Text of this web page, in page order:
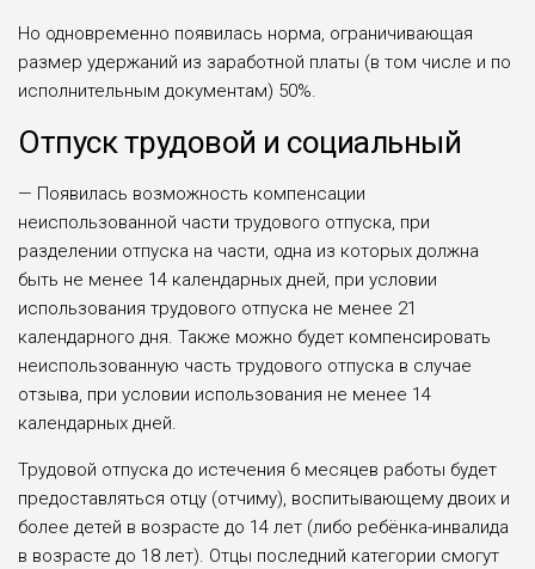
Но одновременно появилась нор­ма, ограничивающая
размер удержа­ний из заработной платы (в том чис­ле и по
исполнительным докумен­там) 50%.
Отпуск трудовой и социальный
— Появилась возможность компен­сации
неиспользованной части трудо­вого отпуска, при
разделении отпу­ска на части, одна из которых должна
быть не менее 14 календарных дней, при условии
использования трудово­го отпуска не менее 21
календарного дня. Также можно будет компенси­ровать
неиспользованную часть тру­дового отпуска в случае
отзыва, при условии использования не менее 14
календарных дней.
Трудовой отпуска до истечения 6 месяцев работы будет
предоставлять­ся отцу (отчиму), воспитывающему двоих и
более детей в возрасте до 14 лет (либо ребёнка-инвалида
в возрас­те до 18 лет). Отцы последний катего­рии смогут